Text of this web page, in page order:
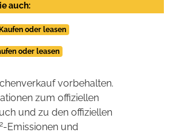
auch:
oder leasen
oder leasen
vorbehalten.
zum offiziellen
und zu den offiziellen
2-Emissionen und